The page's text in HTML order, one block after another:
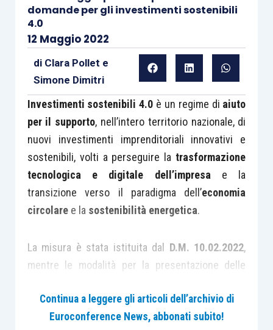
domande per gli investimenti sostenibili
4.0
12 Maggio 2022
di Clara Pollet e
Simone Dimitri
Investimenti sostenibili 4.0 è un regime di aiuto
per il supporto, nell’intero territorio nazionale, di
nuovi investimenti imprenditoriali innovativi e
sostenibili, volti a perseguire latrasformazione
tecnologica e digitale dell’impresa e la
transizione verso il paradigma dell’economia
circolaree la sostenibilità energetica.
La misura è stata istituita dal D.M. 10.02.2022,
mentre le modalità per la presentazione delle
direttoriale 12.04.2022.
Continua a leggere gli articoli dell’archivio di
Euroconference News, abbonati subito!